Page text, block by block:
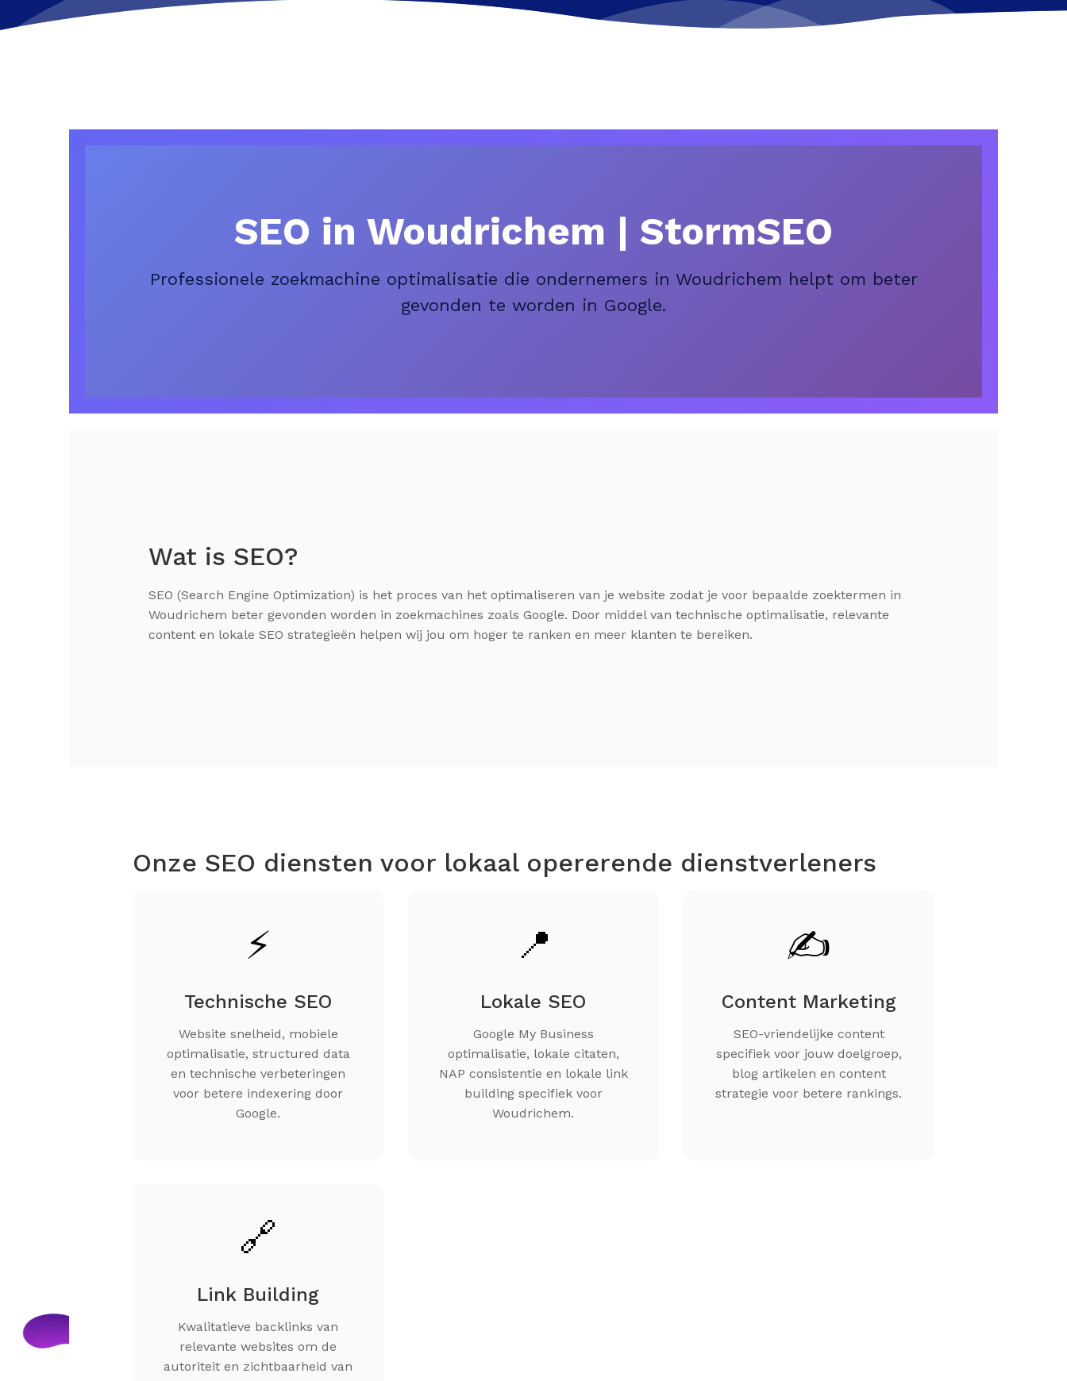
SEO in Woudrichem | StormSEO
Professionele zoekmachine optimalisatie die ondernemers in Woudrichem helpt om beter
gevonden te worden in Google.
Wat is SEO?
SEO (Search Engine Optimization) is het proces van het optimaliseren van je website zodat je voor bepaalde zoektermen in
Woudrichem beter gevonden worden in zoekmachines zoals Google. Door middel van technische optimalisatie, relevante
content en lokale SEO strategieën helpen wij jou om hoger te ranken en meer klanten te bereiken.
Onze SEO diensten voor lokaal opererende dienstverleners
⚡
Technische SEO
Website snelheid, mobiele
optimalisatie, structured data
en technische verbeteringen
voor betere indexering door
Google.
📍
Lokale SEO
Google My Business
optimalisatie, lokale citaten,
NAP consistentie en lokale link
building specifiek voor
Woudrichem.
✍️
Content Marketing
SEO-vriendelijke content
specifiek voor jouw doelgroep,
blog artikelen en content
strategie voor betere rankings.
🔗
Link Building
Kwalitatieve backlinks van
relevante websites om de
autoriteit en zichtbaarheid van